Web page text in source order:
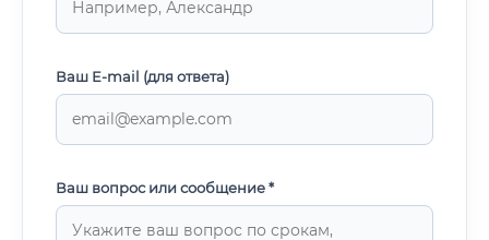
Ваш E-mail (для ответа)
Ваш вопрос или сообщение *